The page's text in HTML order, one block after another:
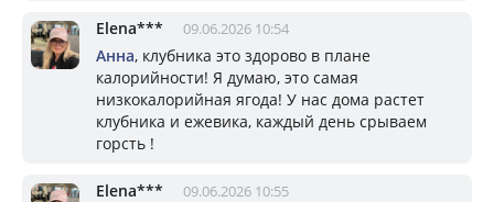
Elena*** 09.06.2026 10:54
Анна, клубника это здорово в плане
калорийности! Я думаю, это самая
низкокалорийная ягода! У нас дома растет
клубника и ежевика, каждый день срываем
горсть !
Elena*** 09.06.2026 10:55